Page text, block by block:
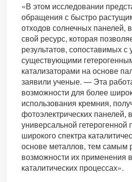
«В этом исследовании
обращения с быстро
отходов солнечных панелей,
свой ресурс, которая
результатов, сопоставимых с
существующими
катализаторами на основе
заявили ученые. — Эта
возможности для более
использования кремния,
фотоэлектрических панелей,
универсальной гетерогенной
широкого спектра
основе металлов, тем самым
возможности их применения
каталитических процессах».